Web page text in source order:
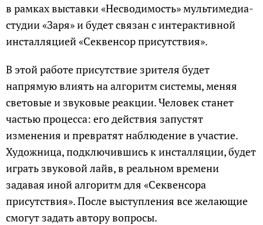
в рамках выставки «Несводимость» мультимедиа-
студии «Заря» и будет связан с интерактивной
инсталляцией «Секвенсор присутствия».
В этой работе присутствие зрителя будет
напрямую влиять на алгоритм системы, меняя
световые и звуковые реакции. Человек станет
частью процесса: его действия запустят
изменения и превратят наблюдение в участие.
Художница, подключившись к инсталляции, будет
играть звуковой лайв, в реальном времени
задавая иной алгоритм для «Секвенсора
присутствия». После выступления все желающие
смогут задать автору вопросы.